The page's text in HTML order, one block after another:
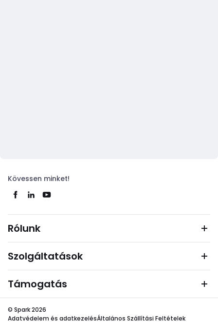
Kövessen minket!
Rólunk
Szolgáltatások
Támogatás
© Spark 2026
Adatvédelem és adatkezelésÁltalános Szállítási Feltételek